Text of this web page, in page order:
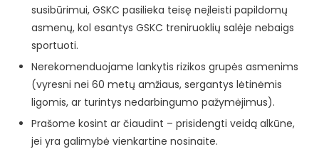
susibūrimui, GSKC pasilieka teisę neįleisti papildomų
asmenų, kol esantys GSKC treniruoklių salėje nebaigs
sportuoti.
Nerekomenduojame lankytis rizikos grupės asmenims
(vyresni nei 60 metų amžiaus, sergantys lėtinėmis
ligomis, ar turintys nedarbingumo pažymėjimus).
Prašome kosint ar čiaudint – prisidengti veidą alkūne,
jei yra galimybė vienkartine nosinaite.